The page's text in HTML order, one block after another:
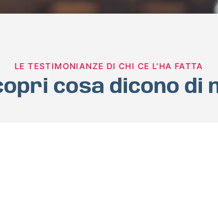
LE TESTIMONIANZE DI CHI CE L'HA FATTA
cosa dicono di